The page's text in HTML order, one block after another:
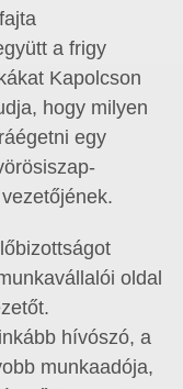
a frigy
Kapolcson
hogy milyen
egy
oldal
hívószó, a
munkaadója,